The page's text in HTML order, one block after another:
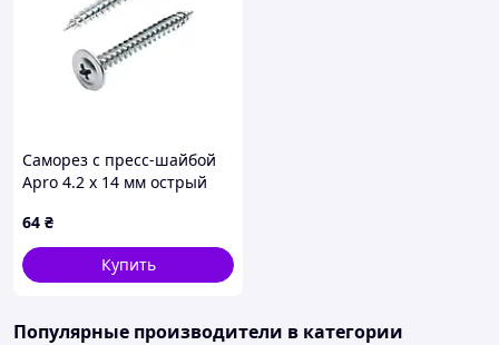
Саморез с пресс-шайбой
Apro 4.2 x 14 мм острый
64 ₴
Купить
Популярные производители в категории